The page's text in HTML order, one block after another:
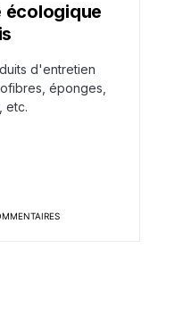
écologique
d'entretien
éponges,
etc.